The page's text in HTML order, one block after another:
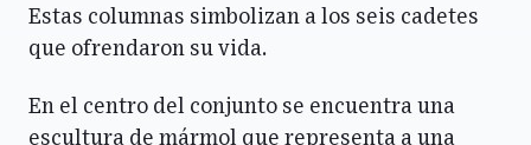
Estas columnas simbolizan a los seis cadetes
que ofrendaron su vida.
En el centro del conjunto se encuentra una
escultura de mármol que representa a una